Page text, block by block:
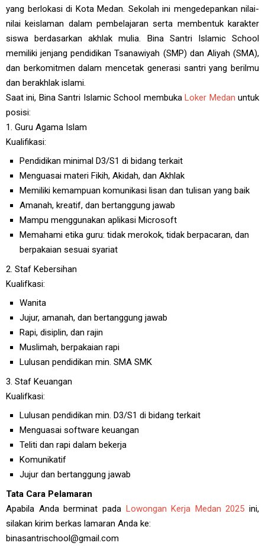
yang berlokasi di Kota Medan. Sekolah ini mengedepankan nilai-
nilai keislaman dalam pembelajaran serta membentuk karakter
siswa berdasarkan akhlak mulia. Bina Santri Islamic School
memiliki jenjang pendidikan Tsanawiyah (SMP) dan Aliyah (SMA),
dan berkomitmen dalam mencetak generasi santri yang berilmu
dan berakhlak islami.
Saat ini, Bina Santri Islamic School membukaLoker Medan untuk
posisi:
1. Guru Agama Islam
Kualifikasi:
Pendidikan minimal D3/S1 di bidang terkait
Menguasai materi Fikih, Akidah, dan Akhlak
Memiliki kemampuan komunikasi lisan dan tulisan yang baik
Amanah, kreatif, dan bertanggung jawab
Mampu menggunakan aplikasi Microsoft
Memahami etika guru: tidak merokok, tidak berpacaran, dan
berpakaian sesuai syariat
2. Staf Kebersihan
Kualifkasi:
Wanita
Jujur, amanah, dan bertanggung jawab
Rapi, disiplin, dan rajin
Muslimah, berpakaian rapi
Lulusan pendidikan min. SMA SMK
3. Staf Keuangan
Kualifkasi:
Lulusan pendidikan min. D3/S1 di bidang terkait
Menguasai software keuangan
Teliti dan rapi dalam bekerja
Komunikatif
Jujur dan bertanggung jawab
Tata Cara Pelamaran
Apabila Anda berminat pada Lowongan Kerja Medan 2025 ini,
silakan kirim berkas lamaran Anda ke:
binasantrischool@gmail.com